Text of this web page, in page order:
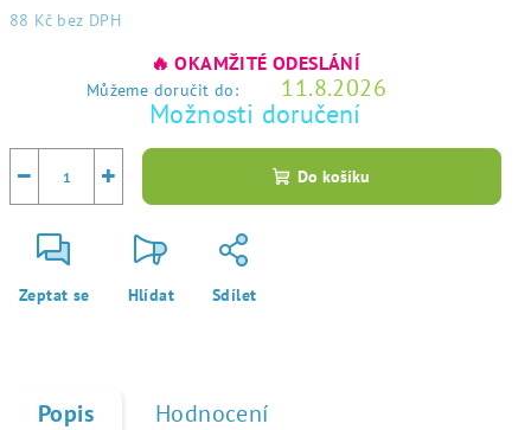
88 Kč bez DPH
🔥 OKAMŽITÉ ODESLÁNÍ
Můžeme doručit do: 11.8.2026
Možnosti doručení
+
− Do košíku
Zeptat se Hlídat Sdílet
Popis Hodnocení